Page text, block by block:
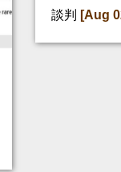
談判
[Aug